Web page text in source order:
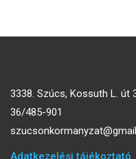
3338. Szúcs, Kossuth L. út
36/485-901